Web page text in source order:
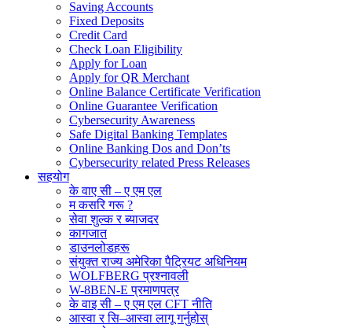
Saving Accounts
Fixed Deposits
Credit Card
Check Loan Eligibility
Apply for Loan
Apply for QR Merchant
Online Balance Certificate Verification
Online Guarantee Verification
Cybersecurity Awareness
Safe Digital Banking Templates
Online Banking Dos and Don’ts
Cybersecurity related Press Releases
सहयोग
के वाए सी – ए एम एल
म कसरि गरू ?
सेवा शुल्क र ब्याजदर
कागजात
डाउनलोडहरू
संयुक्त राज्य अमेरिका पैट्रियट अधिनियम
WOLFBERG प्रश्नावली
W-8BEN-E प्रमाणपत्र
के वाइ सी – ए एम एल CFT नीति
आस्वा र सि–आस्वा लागू गर्नुहोस्